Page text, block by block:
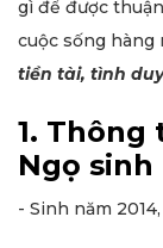
gì để được
cuộc sống hàng
tiền tài, tình
1. Thông
Ngọ sinh
- Sinh năm